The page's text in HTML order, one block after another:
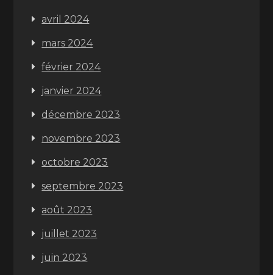
avril 2024
mars 2024
février 2024
janvier 2024
décembre 2023
novembre 2023
octobre 2023
septembre 2023
août 2023
juillet 2023
juin 2023